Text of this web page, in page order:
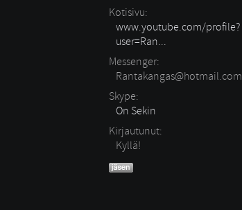
Kotisivu:
www.youtube.com/profile?
user=Ran...
Messenger:
Rantakangas@hotmail.com
Skype:
On Sekin
Kirjautunut:
Kyllä!